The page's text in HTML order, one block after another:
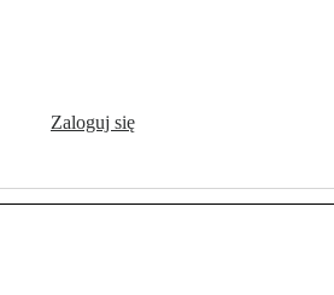
Zaloguj się